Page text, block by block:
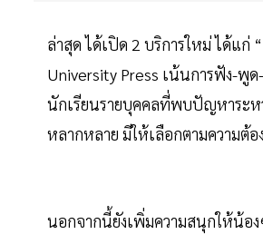
ล่าสุด ได้เปิด 2 บริการใหม่ ได้แก่
University Press เน้นการฟัง-พูด
นักเรียนรายบุคคลที่พบปัญหาระห
หลากหลาย มีให้เลือกตามความต้
นอกจากนี้ยังเพิ่มความสนุกให้น้อ